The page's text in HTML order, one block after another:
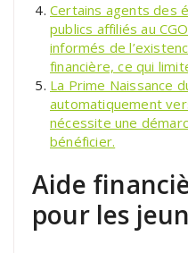
Certains agents des
publics affiliés au
informés de
financière, ce qui
La Prime Naissance
automatiquement
nécessite une
bénéficier.
Aide
pour les